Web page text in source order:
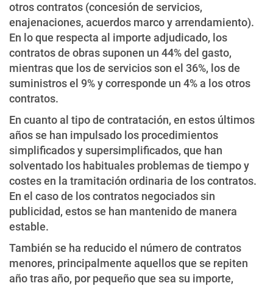
otros contratos (concesión de servicios,
enajenaciones, acuerdos marco y arrendamiento).
En lo que respecta al importe adjudicado, los
contratos de obras suponen un 44% del gasto,
mientras que los de servicios son el 36%, los de
suministros el 9% y corresponde un 4% a los otros
contratos.
En cuanto al tipo de contratación, en estos últimos
años se han impulsado los procedimientos
simplificados y supersimplificados, que han
solventado los habituales problemas de tiempo y
costes en la tramitación ordinaria de los contratos.
En el caso de los contratos negociados sin
publicidad, estos se han mantenido de manera
estable.
También se ha reducido el número de contratos
menores, principalmente aquellos que se repiten
año tras año, por pequeño que sea su importe,